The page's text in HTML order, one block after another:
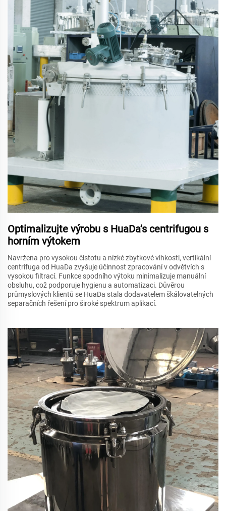
Optimalizujte výrobu s HuaDa’s centrifugou s
horním výtokem
Navržena pro vysokou čistotu a nízké zbytkové vlhkosti, vertikální
centrifuga od HuaDa zvyšuje účinnost zpracování v odvětvích s
vysokou filtrací. Funkce spodního výtoku minimalizuje manuální
obsluhu, což podporuje hygienu a automatizaci. Důvěrou
průmyslových klientů se HuaDa stala dodavatelem škálovatelných
separačních řešení pro široké spektrum aplikací.